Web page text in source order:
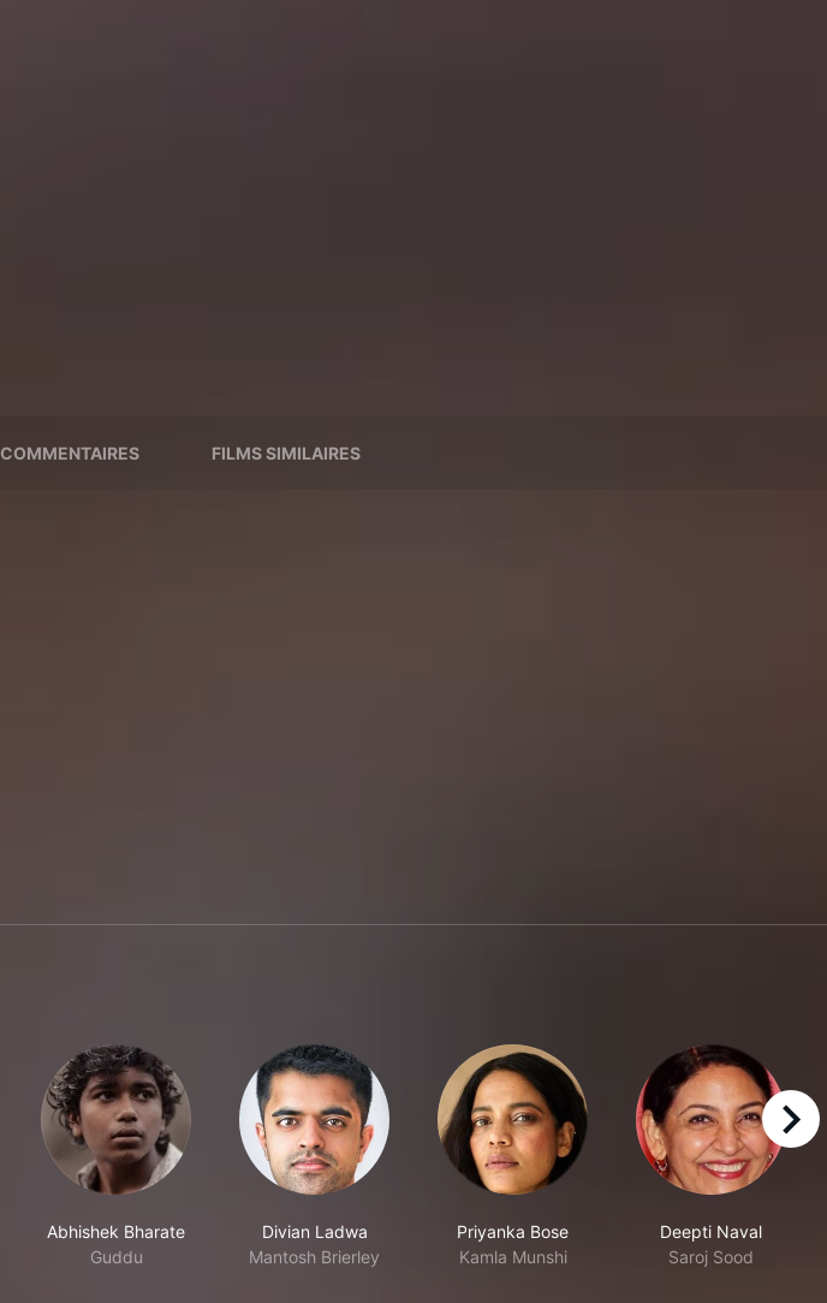
COMMENTAIRES FILMS SIMILAIRES
Abhishek Bharate
Guddu
Divian Ladwa
Mantosh Brierley
Priyanka Bose
Kamla Munshi
Deepti Naval
Saroj Sood
right